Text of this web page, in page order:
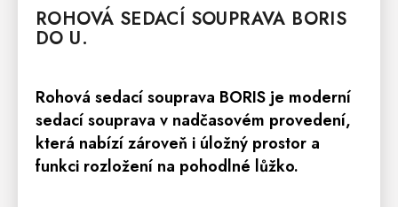
ROHOVÁ SEDACÍ SOUPRAVA BORIS
DO U.
Rohová sedací souprava BORIS je moderní
sedací souprava v nadčasovém provedení,
která nabízí zároveň i úložný prostor a
funkci rozložení na pohodlné lůžko.